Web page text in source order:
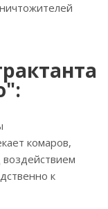
комаров,
к